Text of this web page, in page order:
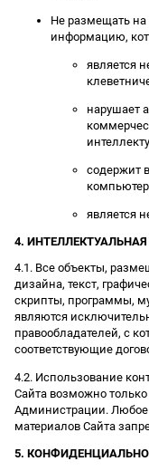
Не размещать на
информацию,
является
нарушает
содержит
является
4.
4.1. Все объекты,
дизайна, текст,
скрипты, программы,
являются
правообладателей, с
соответствующие
4.2. Использование
Сайта возможно
Администрации. Любое
материалов Сайта
5.